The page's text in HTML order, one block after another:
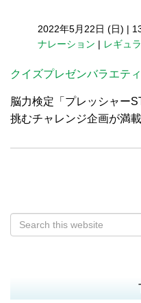
2022年5月22日 (日) |
ナレーション | レギュ
クイズプレゼンバラエテ
脳力検定「プレッシャー
挑むチャレンジ企画が満